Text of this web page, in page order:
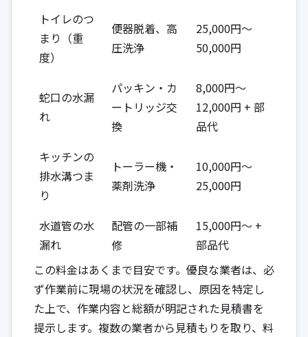
トイレのつ
まり（重
度）
便器脱着、高
圧洗浄
25,000円～
50,000円
蛇口の水漏
れ
パッキン・カ
ートリッジ交
換
8,000円～
12,000円 + 部
品代
キッチンの
排水溝つま
り
トーラー機・
薬剤洗浄
10,000円～
25,000円
水道管の水
漏れ
配管の一部補
修
15,000円～ +
部品代
この料金はあくまで目安です。優良な業者は、必
ず作業前に現場の状況を確認し、原因を特定し
た上で、作業内容と総額が明記された見積書を
提示します。複数の業者から見積もりを取り、料